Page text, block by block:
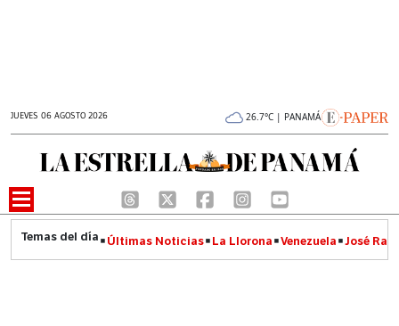
JUEVES 06 AGOSTO 2026 26.7°C | PANAMÁ
Últimas Noticias La Llorona Venezuela José